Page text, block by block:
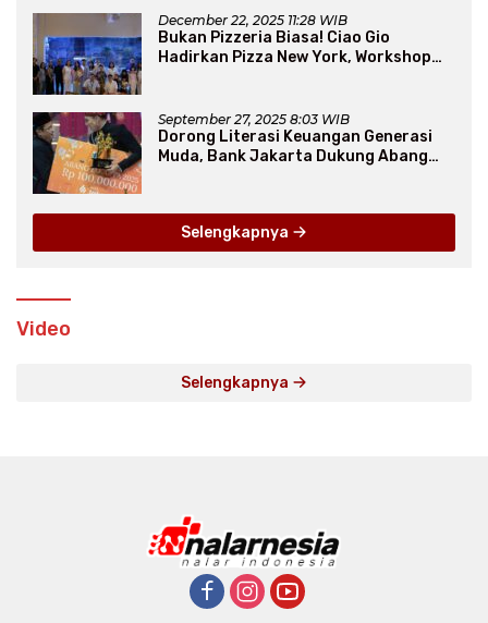
December 22, 2025 11:28 WIB
Bukan Pizzeria Biasa! Ciao Gio
Hadirkan Pizza New York, Workshop
September 27, 2025 8:03 WIB
Dorong Literasi Keuangan Generasi
Muda, Bank Jakarta Dukung Abang
Selengkapnya
Video
Selengkapnya